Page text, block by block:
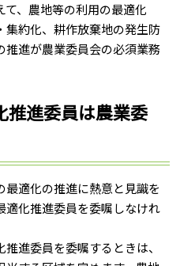
、農地等の利用の最適化
集約化、耕作放棄地の発生防
進が農業委員会の必須業務
推進委員は農業委
適化の推進に熱意と見識を
適化推進委員を委嘱しなけれ
進委員を委嘱するときは、